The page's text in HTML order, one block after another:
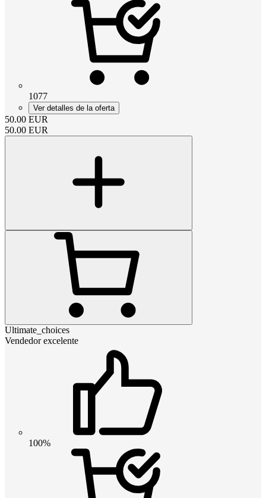
1077
Ver detalles de la oferta
50.00 EUR
50.00 EUR
Ultimate_choices
Vendedor excelente
100%